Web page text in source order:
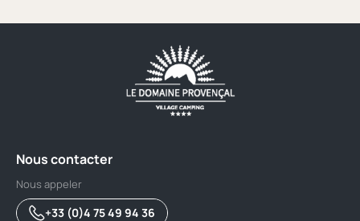
Nous contacter
Nous appeler
+33 (0)4 75 49 94 36